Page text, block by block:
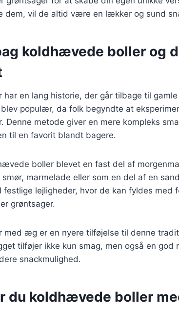
dem, vil de altid være en lækker og sund
koldhævede boller og
en lang historie, der går tilbage til
populær, da folk begyndte at
Denne metode giver en mere kompleks
til en favorit blandt bagere.
boller blevet en fast del af
marmelade eller som en del af en
lejligheder, hvor de kan fyldes med
grøntsager.
med æg er en nyere tilføjelse til denne
tilføjer ikke kun smag, men også en god
snackmulighed.
du koldhævede boller